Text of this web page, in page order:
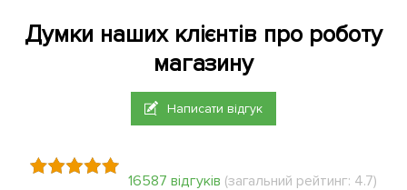
Думки наших клієнтів про роботу
магазину
Написати відгук
16587 відгуків (загальний рейтинг: 4.7)